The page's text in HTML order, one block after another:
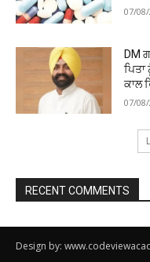
07/
DM
ਕਾਲ
07/
RECENT COMMENTS
Design by: